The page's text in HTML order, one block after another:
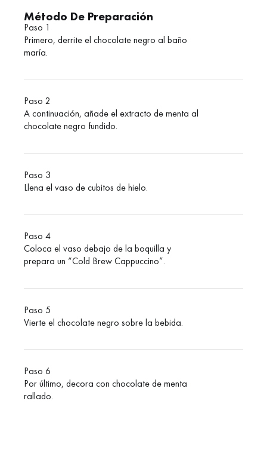
Método De Preparación
Paso 1
Primero, derrite el chocolate negro al baño
maría.
Paso 2
A continuación, añade el extracto de menta al
chocolate negro fundido.
Paso 3
Llena el vaso de cubitos de hielo.
Paso 4
Coloca el vaso debajo de la boquilla y
prepara un “Cold Brew Cappuccino”.
Paso 5
Vierte el chocolate negro sobre la bebida.
Paso 6
Por último, decora con chocolate de menta
rallado.